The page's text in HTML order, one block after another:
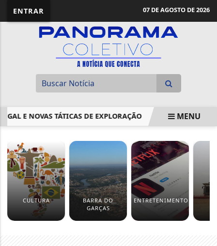
ENTRAR 07 DE AGOSTO DE 2026
NOVAS TÁTICAS DE EXPLORAÇÃO COMISSÃO APROVA
MENU
CULTURA
BARRA DO
GARÇAS
ENTRETENIMENTO